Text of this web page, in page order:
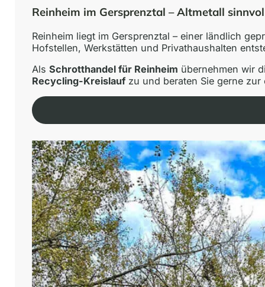
Reinheim im Gersprenztal – Altmetall
Reinheim liegt im Gersprenztal – einer ländlich
Hofstellen, Werkstätten und Privathaushalten
Als Schrotthandel für Reinheim übernehmen wir
Recycling-Kreislaufzu und beraten Sie gerne zur